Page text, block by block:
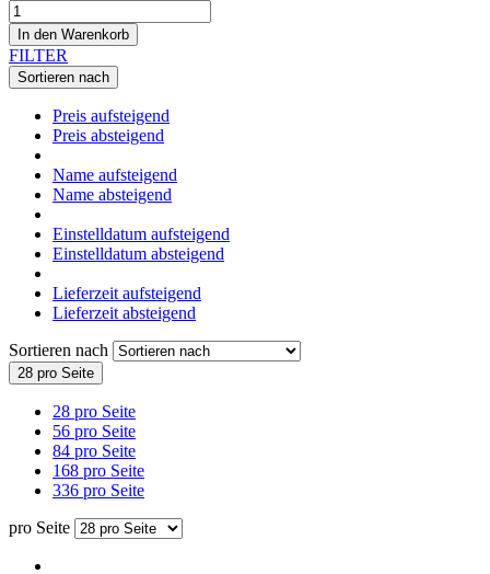
In den Warenkorb
FILTER
Sortieren nach
Preis aufsteigend
Preis absteigend
Name aufsteigend
Name absteigend
Einstelldatum aufsteigend
Einstelldatum absteigend
Lieferzeit aufsteigend
Lieferzeit absteigend
Sortieren nach
28 pro Seite
28 pro Seite
56 pro Seite
84 pro Seite
168 pro Seite
336 pro Seite
pro Seite